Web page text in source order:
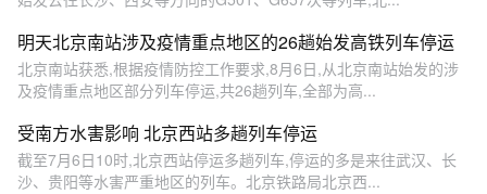
明天北京南站涉及疫情重点地区的26趟始发高铁列车停运
北京南站获悉,根据疫情防控工作要求,8月6日,从北京南站始发的涉
及疫情重点地区部分列车停运,共26趟列车,全部为高...
受南方水害影响 北京西站多趟列车停运
截至7月6日10时,北京西站停运多趟列车,停运的多是来往武汉、长
沙、贵阳等水害严重地区的列车。北京铁路局北京西...